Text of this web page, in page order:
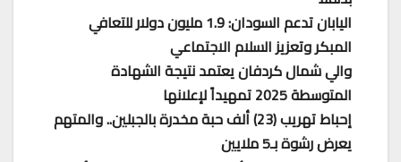
اليابان تدعم السودان: 1.9 مليون دولار للتعافي
المبكر وتعزيز السلام الاجتماعي
والي شمال كردفان يعتمد نتيجة الشهادة
المتوسطة 2025 تمهيداً لإعلانها
إحباط تهريب (23) ألف حبة مخدرة بالجبلين.. والمتهم
يعرض رشوة بـ5 ملايين